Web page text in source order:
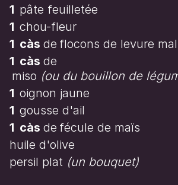
1 pâte feuilletée
1 chou-fleur
1 càs de flocons de levure
1 càs de
miso (ou du bouillon de
1 oignon jaune
1 gousse d'ail
1 càs de fécule de maïs
huile d'olive
persil plat (un bouquet)